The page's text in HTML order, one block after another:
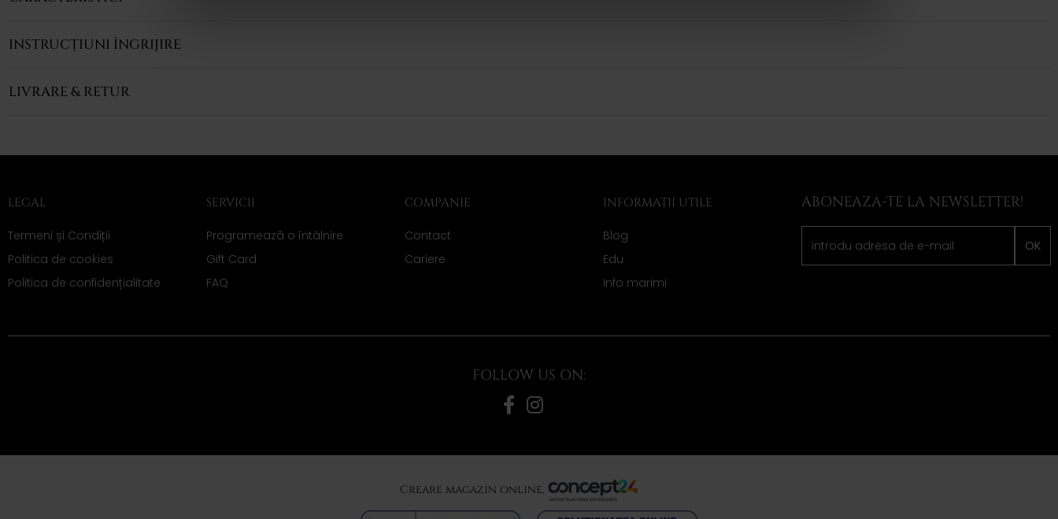
INSTRUCȚIUNI ÎNGRIJIRE
LIVRARE & RETUR
LEGAL
Termeni și Condiții
Politica de cookies
Politica de confidențialitate
SERVICII
Programează o întâlnire
Gift Card
FAQ
COMPANIE
Contact
Cariere
INFORMAȚII UTILE
Blog
Edu
Info marimi
ABONEAZA-TE LA NEWSLETTER!
OK
FOLLOW US ON:
Creare magazin online,